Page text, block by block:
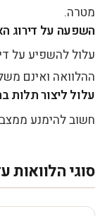
מטרה.
השפעה על דירוג
עלול להשפיע על
ההלוואה ואינם
עלול ליצור תלות
חשוב להימנע
סוגי הלוואות עד